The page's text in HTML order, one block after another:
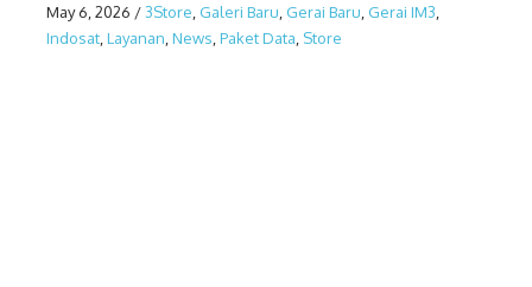
May 6, 2026 /3Store, Galeri Baru, Gerai Baru, Gerai IM3,
Indosat,Layanan,News,Paket Data, Store